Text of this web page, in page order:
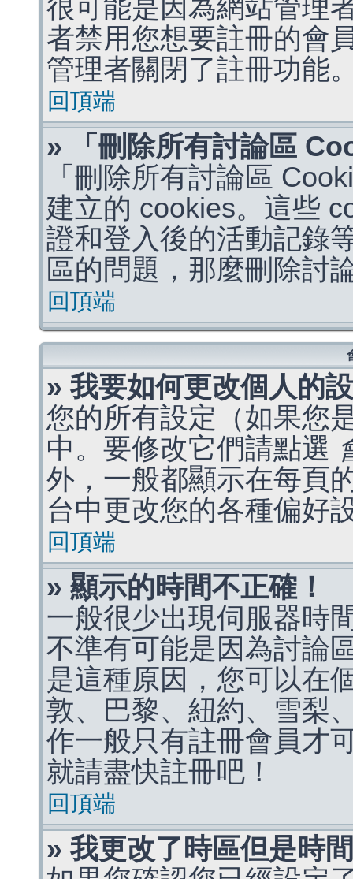
很可能是因為網站管理
者禁用您想要註冊的會
管理者關閉了註冊功能
回頂端
» 「刪除所有討論區
「刪除所有討論區
建立的 cookies。這些
證和登入後的活動記錄
區的問題，那麼刪除討
回頂端
» 我要如何更改個人的
您的所有設定（如果您
中。要修改它們請點選
外，一般都顯示在每頁
台中更改您的各種偏好
回頂端
» 顯示的時間不正確！
一般很少出現伺服器時
不準有可能是因為討論
是這種原因，您可以在
敦、巴黎、紐約、雪梨
作一般只有註冊會員才
就請盡快註冊吧！
回頂端
» 我更改了時區但是時